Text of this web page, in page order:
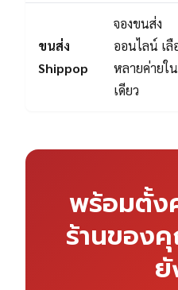
ขนส่ง
Shippop
จองขนส่ง
ออนไลน์ เลื
หลายค่ายใ
เดียว
พร้อมตั้ง
ร้านของ
ยั